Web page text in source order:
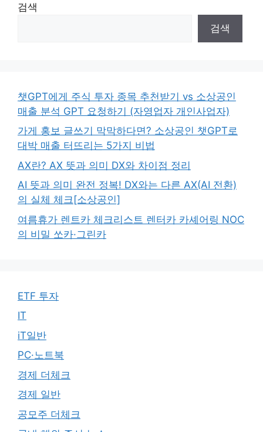
검색
검색
챗GPT에게 주식 투자 종목 추천받기 vs 소상공인
매출 분석 GPT 요청하기 (자영업자 개인사업자)
가게 홍보 글쓰기 막막하다면? 소상공인 챗GPT로
대박 매출 터뜨리는 5가지 비법
AX란? AX 뜻과 의미 DX와 차이점 정리
AI 뜻과 의미 완전 정복! DX와는 다른 AX(AI 전환)
의 실체 체크[소상공인]
여름휴가 렌트카 체크리스트 렌터카 카셰어링 NOC
의 비밀 쏘카·그린카
ETF 투자
IT
iT일반
PC·노트북
경제 더체크
경제 일반
공모주 더체크